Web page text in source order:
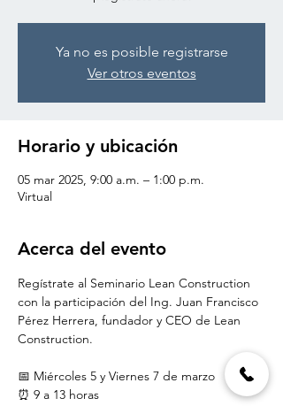
Ya no es posible registrarse
Ver otros eventos
Horario y ubicación
05 mar 2025, 9:00 a.m. – 1:00 p.m.
Virtual
Acerca del evento
Regístrate al Seminario Lean Construction
con la participación del Ing. Juan Francisco
Pérez Herrera, fundador y CEO de Lean
Construction.
📅 Miércoles 5 y Viernes 7 de marzo
⏰ 9 a 13 horas